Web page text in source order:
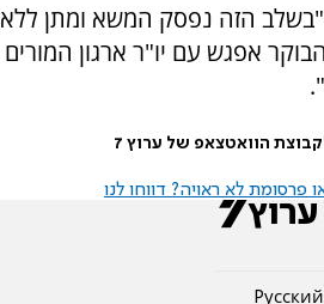
"בשלב הזה נפסק המשא ומתן ללא
אפגש עם יו"ר ארגון המורים
הוואטצאפ של ערוץ 7
לא ראויה? דווחו לנו
Pусский